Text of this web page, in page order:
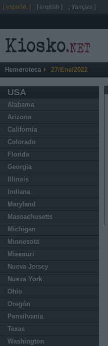
Hemeroteca 27/Ene/2022
USA
Alabama
Arizona
California
Colorado
Florida
Georgia
Illinois
Indiana
Maryland
Massachusetts
Michigan
Minnesota
Missouri
Nueva Jersey
Nueva York
Ohio
Oregón
Pensilvania
Texas
Washington
[ español ] [ english ] [ français ]